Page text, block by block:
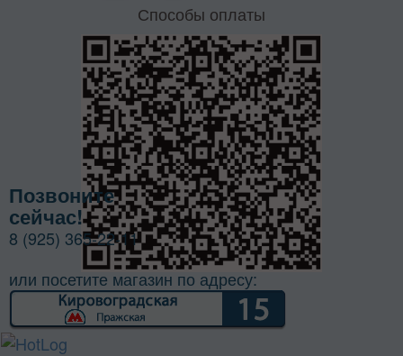
Способы оплаты
Позвоните
сейчас!
8 (925) 365-22-11
или посетите магазин по адресу: